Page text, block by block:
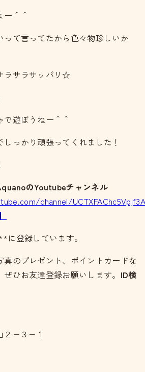
＾＾
って言ってたから色々物珍しいか
ラサラサッパリ☆
遊ぼうねー＾＾
っかり頑張ってくれました！
のYoutubeチャンネル
channel/
に登録しています。
真のプレゼント、ポイントカードな
ひお友達登録お願いします。 ID検
２−３−１